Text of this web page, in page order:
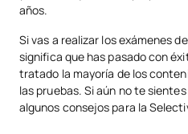
años.
Si vas a realizar los exámenes
significa que has pasado con
tratado la mayoría de los
las pruebas. Si aún no te
algunos consejos para la